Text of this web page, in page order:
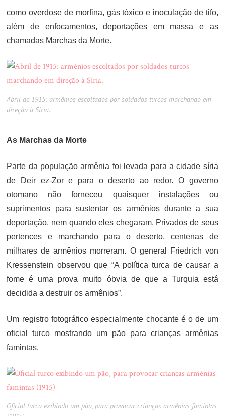
como overdose de morfina, gás tóxico e inoculação de tifo,
além de enfocamentos, deportações em massa e as
chamadas Marchas da Morte.
Abril de 1915: armênios escoltados por soldados turcos marchando em
direção à Síria.
As Marchas da Morte
Parte da população armênia foi levada para a cidade síria
de Deir ez-Zor e para o deserto ao redor. O governo
otomano não forneceu quaisquer instalações ou
suprimentos para sustentar os armênios durante a sua
deportação, nem quando eles chegaram. Privados de seus
pertences e marchando para o deserto, centenas de
milhares de armênios morreram. O general Friedrich von
Kressenstein observou que “A política turca de causar a
fome é uma prova muito óbvia de que a Turquia está
decidida a destruir os armênios”.
Um registro fotográfico especialmente chocante é o de um
oficial turco mostrando um pão para crianças armênias
famintas.
Oficial turco exibindo um pão, para provocar crianças armênias famintas